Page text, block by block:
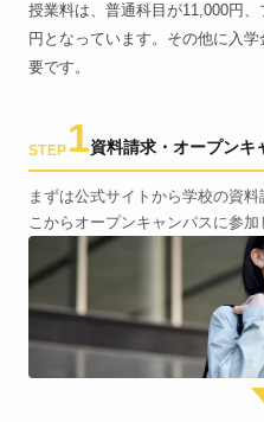
授業料は、普通科目が11,000円
円となっています。その他に入
要です。
STEP 1資料請求・オープンキ
まずは公式サイトから学校の資
こからオープンキャンパスに参加